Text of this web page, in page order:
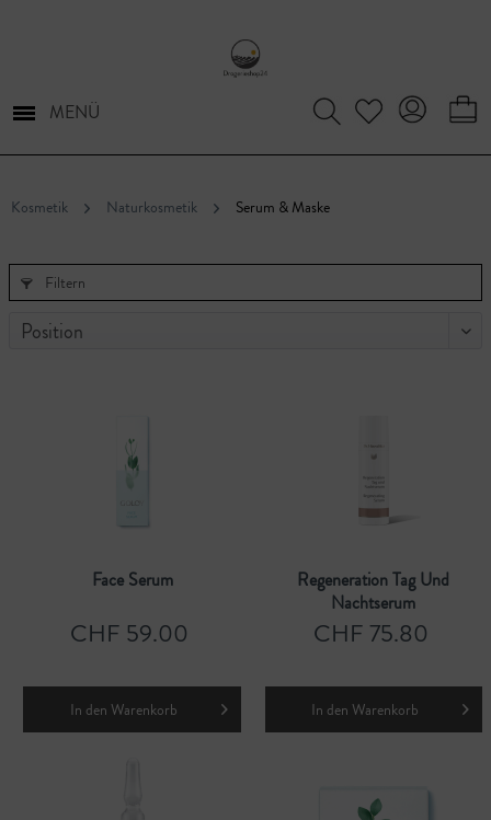
MENÜ
Kosmetik Naturkosmetik Serum & Maske
Filtern
Face Serum
CHF 59.00
In den Warenkorb
Regeneration Tag Und
Nachtserum
CHF 75.80
In den Warenkorb